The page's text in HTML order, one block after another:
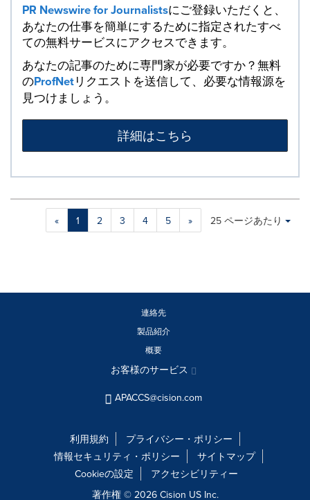
PR Newswire for Journalistsにご登録いただくと、
あなたの仕事を簡単にするために指定されたすべ
ての無料サービスにアクセスできます。
あなたの記事のために専門家が必要ですか？無料
のProfNetリクエストを送信して、必要な情報源を
見つけましょう。
詳細はこちら
« 1 2 3 4 5 »
Making
will
change.
will
update
as
each
option
Items per page:
25 ページあたり
連絡先
製品紹介
概要
お客様のサービス
APACCS@cision.com
利用規約
プライバシー・ポリシー
情報セキュリティ・ポリシー
サイトマップ
Cookieの設定
アクセシビリティー
著作権 © 2026 Cision US Inc.